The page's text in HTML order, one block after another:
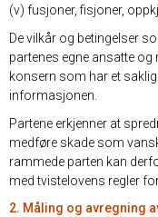
(v) fusjoner, fisjoner,
De vilkår og betingelser
partenes egne ansatte
konsern som har et
informasjonen.
Partene erkjenner at
medføre skade som
rammede parten kan
med tvistelovens regler
2. Måling og avregning